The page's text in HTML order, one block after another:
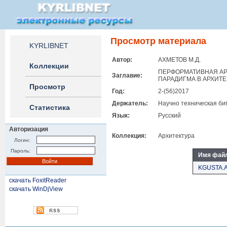
KYRLIBNET
Коллекции
Просмотр
Статистика
Авторизация
Логин:
Пароль:
скачать FoxitReader
скачать WinDjView
Просмотр материала
Автор: АХМЕТОВ М.Д.
Заглавие:
ПЕРФОРМАТИВНАЯ
ПАРАДИГМА В
Год:
2-(56)2017
Держатель:
Научно техническая
Язык:
Русский
Коллекция: Архитектура
Имя